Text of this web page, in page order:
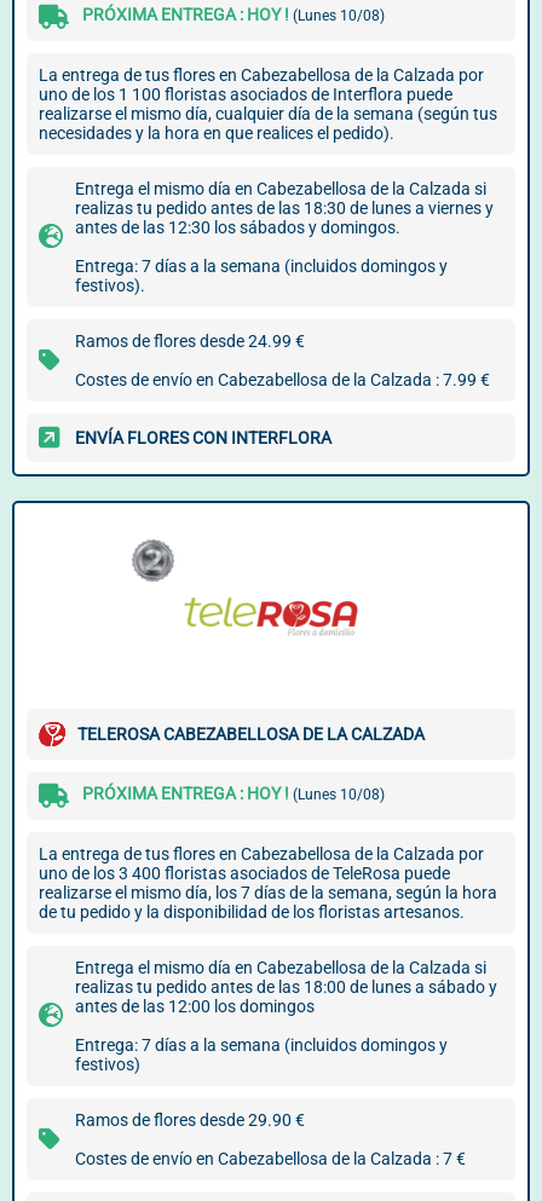
PRÓXIMA ENTREGA : HOY ! (Lunes 10/08)
La entrega de tus flores en Cabezabellosa de la Calzada por
uno de los 1 100 floristas asociados de Interflora puede
realizarse el mismo día, cualquier día de la semana (según tus
necesidades y la hora en que realices el pedido).
Entrega el mismo día en Cabezabellosa de la Calzada si
realizas tu pedido antes de las 18:30 de lunes a viernes y
antes de las 12:30 los sábados y domingos.
Entrega: 7 días a la semana (incluidos domingos y
festivos).
Ramos de flores desde 24.99 €
Costes de envío en Cabezabellosa de la Calzada : 7.99 €
ENVÍA FLORES CON INTERFLORA
TELEROSA CABEZABELLOSA DE LA CALZADA
PRÓXIMA ENTREGA : HOY ! (Lunes 10/08)
La entrega de tus flores en Cabezabellosa de la Calzada por
uno de los 3 400 floristas asociados de TeleRosa puede
realizarse el mismo día, los 7 días de la semana, según la hora
de tu pedido y la disponibilidad de los floristas artesanos.
Entrega el mismo día en Cabezabellosa de la Calzada si
realizas tu pedido antes de las 18:00 de lunes a sábado y
antes de las 12:00 los domingos
Entrega: 7 días a la semana (incluidos domingos y
festivos)
Ramos de flores desde 29.90 €
Costes de envío en Cabezabellosa de la Calzada : 7 €